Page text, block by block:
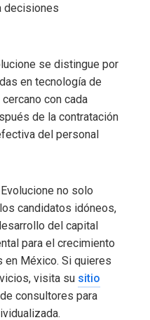
decisiones
se distingue por
en tecnología de
con cada
de la contratación
del personal
no solo
candidatos idóneos,
del capital
para el crecimiento
en México. Si quieres
visita su sitio
consultores para